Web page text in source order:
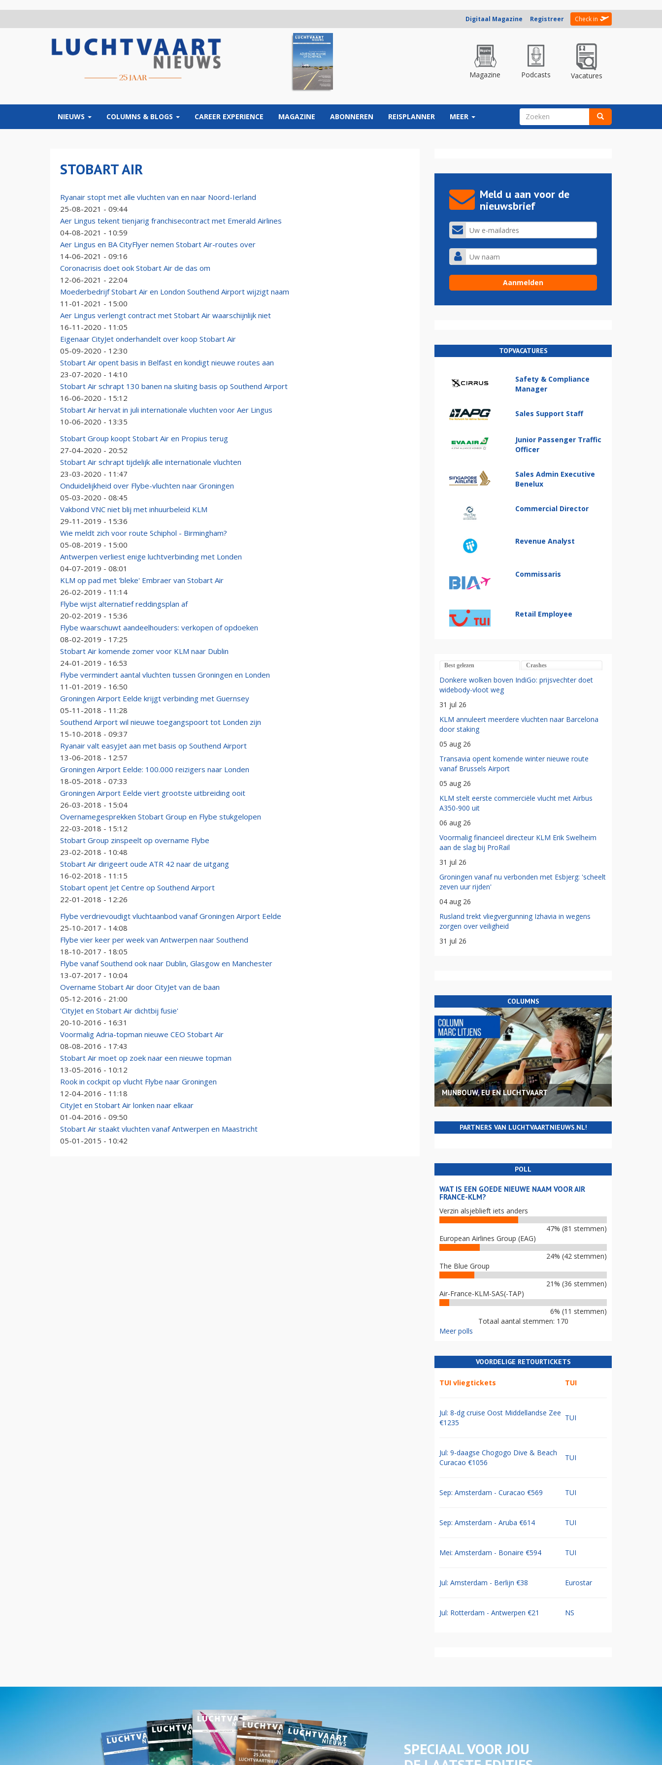
Digitaal Magazine Registreer Check in
Magazine Podcasts Vacatures
NIEUWS COLUMNS & BLOGS CAREER EXPERIENCE MAGAZINE ABONNEREN REISPLANNER MEER ZOEKVELD
STOBART AIR
Ryanair stopt met alle vluchten van en naar Noord-Ierland
25-08-2021 - 09:44
Aer Lingus tekent tienjarig franchisecontract met Emerald Airlines
04-08-2021 - 10:59
Aer Lingus en BA CityFlyer nemen Stobart Air-routes over
14-06-2021 - 09:16
Coronacrisis doet ook Stobart Air de das om
12-06-2021 - 22:04
Moederbedrijf Stobart Air en London Southend Airport wijzigt naam
11-01-2021 - 15:00
Aer Lingus verlengt contract met Stobart Air waarschijnlijk niet
16-11-2020 - 11:05
Eigenaar CityJet onderhandelt over koop Stobart Air
05-09-2020 - 12:30
Stobart Air opent basis in Belfast en kondigt nieuwe routes aan
23-07-2020 - 14:10
Stobart Air schrapt 130 banen na sluiting basis op Southend Airport
16-06-2020 - 15:12
Stobart Air hervat in juli internationale vluchten voor Aer Lingus
10-06-2020 - 13:35
Stobart Group koopt Stobart Air en Propius terug
27-04-2020 - 20:52
Stobart Air schrapt tijdelijk alle internationale vluchten
23-03-2020 - 11:47
Onduidelijkheid over Flybe-vluchten naar Groningen
05-03-2020 - 08:45
Vakbond VNC niet blij met inhuurbeleid KLM
29-11-2019 - 15:36
Wie meldt zich voor route Schiphol - Birmingham?
05-08-2019 - 15:00
Antwerpen verliest enige luchtverbinding met Londen
04-07-2019 - 08:01
KLM op pad met 'bleke' Embraer van Stobart Air
26-02-2019 - 11:14
Flybe wijst alternatief reddingsplan af
20-02-2019 - 15:36
Flybe waarschuwt aandeelhouders: verkopen of opdoeken
08-02-2019 - 17:25
Stobart Air komende zomer voor KLM naar Dublin
24-01-2019 - 16:53
Flybe vermindert aantal vluchten tussen Groningen en Londen
11-01-2019 - 16:50
Groningen Airport Eelde krijgt verbinding met Guernsey
05-11-2018 - 11:28
Southend Airport wil nieuwe toegangspoort tot Londen zijn
15-10-2018 - 09:37
Ryanair valt easyJet aan met basis op Southend Airport
13-06-2018 - 12:57
Groningen Airport Eelde: 100.000 reizigers naar Londen
18-05-2018 - 07:33
Groningen Airport Eelde viert grootste uitbreiding ooit
26-03-2018 - 15:04
Overnamegesprekken Stobart Group en Flybe stukgelopen
22-03-2018 - 15:12
Stobart Group zinspeelt op overname Flybe
23-02-2018 - 10:48
Stobart Air dirigeert oude ATR 42 naar de uitgang
16-02-2018 - 11:15
Stobart opent Jet Centre op Southend Airport
22-01-2018 - 12:26
Flybe verdrievoudigt vluchtaanbod vanaf Groningen Airport Eelde
25-10-2017 - 14:08
Flybe vier keer per week van Antwerpen naar Southend
18-10-2017 - 18:05
Flybe vanaf Southend ook naar Dublin, Glasgow en Manchester
13-07-2017 - 10:04
Overname Stobart Air door CityJet van de baan
05-12-2016 - 21:00
'CityJet en Stobart Air dichtbij fusie'
20-10-2016 - 16:31
Voormalig Adria-topman nieuwe CEO Stobart Air
08-08-2016 - 17:43
Stobart Air moet op zoek naar een nieuwe topman
13-05-2016 - 10:12
Rook in cockpit op vlucht Flybe naar Groningen
12-04-2016 - 11:18
CityJet en Stobart Air lonken naar elkaar
01-04-2016 - 09:50
Stobart Air staakt vluchten vanaf Antwerpen en Maastricht
05-01-2015 - 10:42
Meld u aan voor de
nieuwsbrief
TOPVACATURES
Safety & Compliance
Manager
Sales Support Staff
Junior Passenger Traffic
Officer
Sales Admin Executive
Benelux
Commercial Director
Revenue Analyst
Commissaris
Retail Employee
Best gelezen Crashes
Donkere wolken boven IndiGo: prijsvechter doet
widebody-vloot weg
31 jul 26
KLM annuleert meerdere vluchten naar Barcelona
door staking
05 aug 26
Transavia opent komende winter nieuwe route
vanaf Brussels Airport
05 aug 26
KLM stelt eerste commerciële vlucht met Airbus
A350-900 uit
06 aug 26
Voormalig financieel directeur KLM Erik Swelheim
aan de slag bij ProRail
31 jul 26
Groningen vanaf nu verbonden met Esbjerg: 'scheelt
zeven uur rijden'
04 aug 26
Rusland trekt vliegvergunning Izhavia in wegens
zorgen over veiligheid
31 jul 26
COLUMNS
MIJNBOUW, EU EN LUCHTVAART
PARTNERS VAN LUCHTVAARTNIEUWS.NL!
POLL
WAT IS EEN GOEDE NIEUWE NAAM VOOR AIR
FRANCE-KLM?
Verzin alsjeblieft iets anders
47% (81 stemmen)
European Airlines Group (EAG)
24% (42 stemmen)
The Blue Group
21% (36 stemmen)
Air-France-KLM-SAS(-TAP)
6% (11 stemmen)
Totaal aantal stemmen: 170
Meer polls
VOORDELIGE RETOURTICKETS
TUI vliegtickets TUI
Jul: 8-dg cruise Oost Middellandse Zee
€1235
TUI
Jul: 9-daagse Chogogo Dive & Beach
Curacao €1056
TUI
Sep: Amsterdam - Curacao €569 TUI
Sep: Amsterdam - Aruba €614 TUI
Mei: Amsterdam - Bonaire €594 TUI
Jul: Amsterdam - Berlijn €38 Eurostar
Jul: Rotterdam - Antwerpen €21 NS
SPECIAAL VOOR JOU